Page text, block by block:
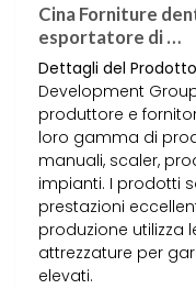
Cina Forniture
esportatore di …
Dettagli del
Development
produttore e
loro gamma di
manuali, scaler,
impianti. I prodotti
prestazioni
produzione utilizza
attrezzature per
elevati.